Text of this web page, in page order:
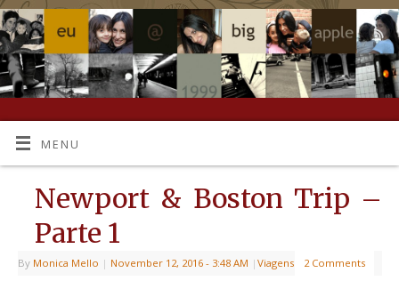
MENU
Newport & Boston Trip –
Parte 1
By Monica Mello | November 12, 2016 - 3:48 AM | Viagens 2 Comments